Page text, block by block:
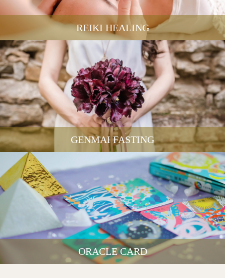
REIKI HEALING
GENMAI FASTING
ORACLE CARD